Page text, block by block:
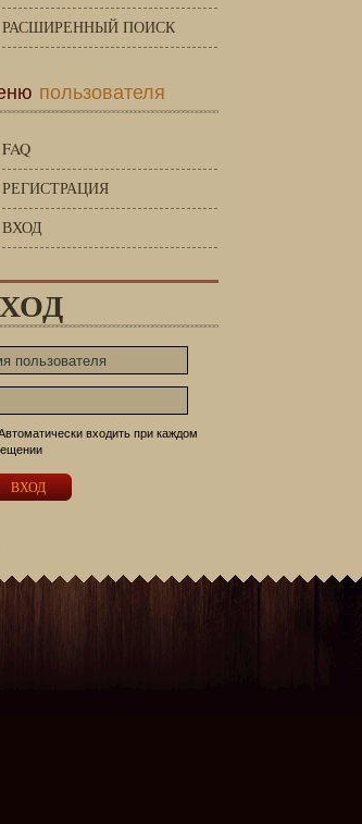
РАСШИРЕННЫЙ ПОИСК
пользователя
FAQ
РЕГИСТРАЦИЯ
ВХОД
входить при каждом